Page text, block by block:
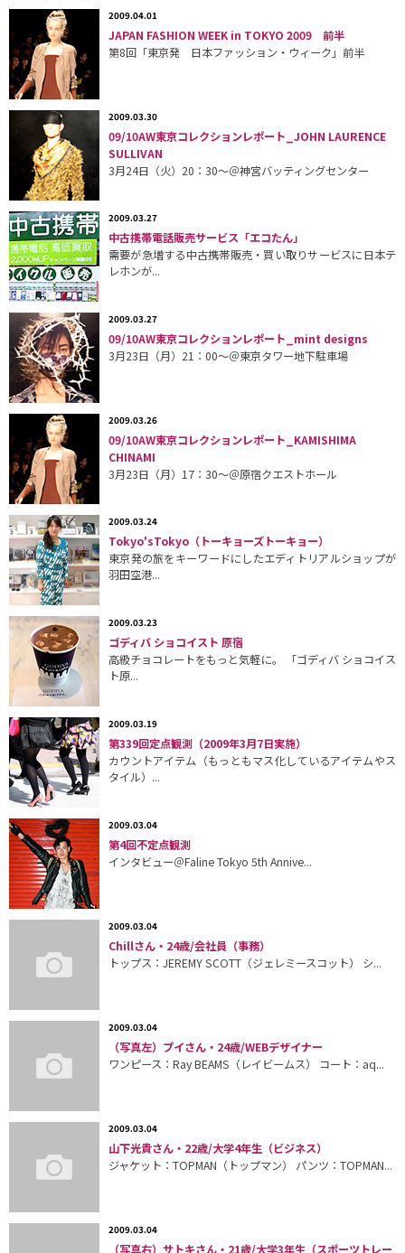
2009.04.01
JAPAN FASHION WEEK in TOKYO 2009 前半
第8回「東京発 日本ファッション・ウィーク」前半
2009.03.30
09/10AW東京コレクションレポート_JOHN LAURENCE
SULLIVAN
3月24日（火）20：30〜＠神宮バッティングセンター
2009.03.27
中古携帯電話販売サービス「エコたん」
需要が急増する中古携帯販売・買い取りサービスに日本テ
レホンが...
2009.03.27
09/10AW東京コレクションレポート_mint designs
3月23日（月）21：00〜＠東京タワー地下駐車場
2009.03.26
09/10AW東京コレクションレポート_KAMISHIMA
CHINAMI
3月23日（月）17：30〜＠原宿クエストホール
2009.03.24
Tokyo'sTokyo（トーキョーズトーキョー）
東京発の旅をキーワードにしたエディトリアルショップが
羽田空港...
2009.03.23
ゴディバ ショコイスト 原宿
高級チョコレートをもっと気軽に。 「ゴディバ ショコイス
ト原...
2009.03.19
第339回定点観測（2009年3月7日実施）
カウントアイテム（もっともマス化しているアイテムやス
タイル）...
2009.03.04
第4回不定点観測
インタビュー＠Faline Tokyo 5th Annive...
2009.03.04
Chillさん・24歳/会社員（事務）
トップス：JEREMY SCOTT（ジェレミースコット） シ...
2009.03.04
（写真左）プイさん・24歳/WEBデザイナー
ワンピース：Ray BEAMS（レイビームス） コート：aq...
2009.03.04
山下光貴さん・22歳/大学4年生（ビジネス）
ジャケット：TOPMAN（トップマン） パンツ：TOPMAN...
2009.03.04
（写真右）サトキさん・21歳/大学3年生（スポーツトレー